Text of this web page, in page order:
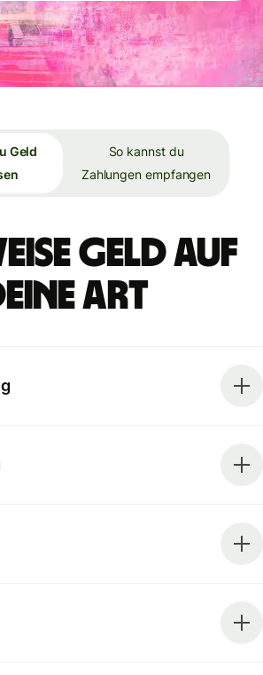
Geld
So kannst du
Zahlungen empfangen
Geld auf
Art